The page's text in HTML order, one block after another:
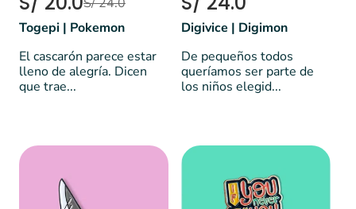
Togepi | Pokemon
El cascarón parece estar
lleno de alegría. Dicen
que trae...
Digivice | Digimon
De pequeños todos
queríamos ser parte de
los niños elegid...